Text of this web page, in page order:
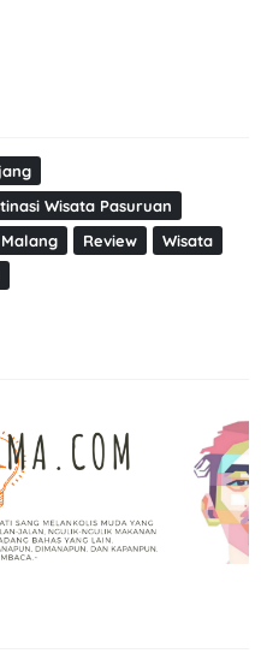
Wisata Pasuruan
Malang Review
Wisata